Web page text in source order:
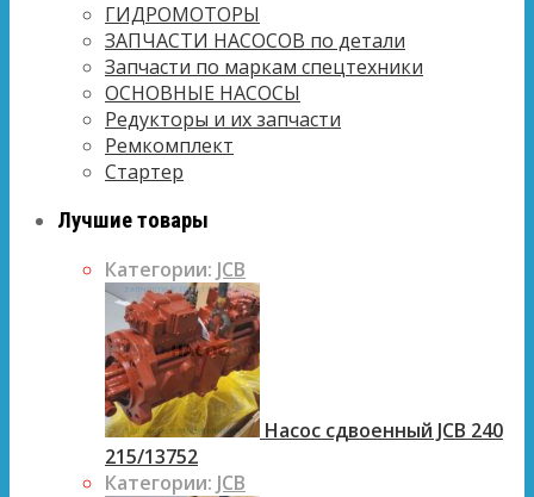
ГИДРОМОТОРЫ
ЗАПЧАСТИ НАСОСОВ по детали
Запчасти по маркам спецтехники
ОСНОВНЫЕ НАСОСЫ
Редукторы и их запчасти
Ремкомплект
Стартер
Лучшие товары
Категории: JCB
Насос сдвоенный JCB 240
215/13752
Категории: JCB